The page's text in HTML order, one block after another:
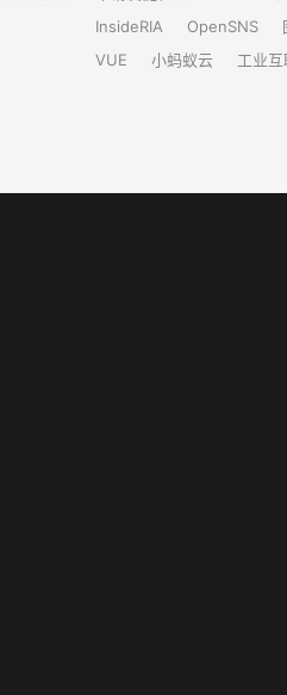
InsideRIA
OpenSNS
VUE
小蚂蚁云 工业互